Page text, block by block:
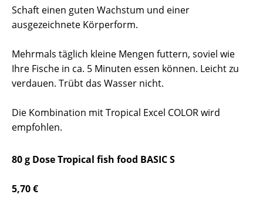
Schaft einen guten Wachstum und einer
ausgezeichnete Körperform.
Mehrmals täglich kleine Mengen futtern, soviel wie
Ihre Fische in ca. 5 Minuten essen können. Leicht zu
verdauen. Trübt das Wasser nicht.
Die Kombination mit Tropical Excel COLOR wird
empfohlen.
80 g Dose Tropical fish food BASIC S
5,70 €